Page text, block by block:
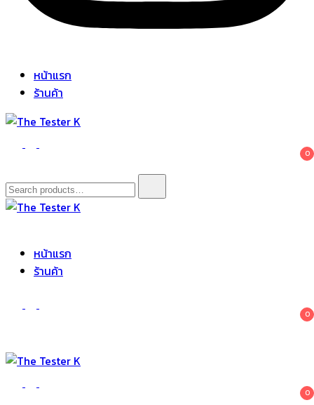
หน้าแรก
ร้านค้า
The Tester K
Korean cosmetics 0
Search
for:
หน้าแรก
ร้านค้า
0
The Tester K
Korean cosmetics 0